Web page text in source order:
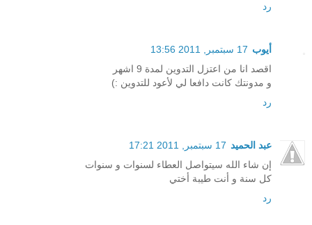
رد
أيوب 17 سبتمبر, 2011 13:56
اقصد انا من اعتزل التدوين لمدة 9 اشهر
و مدونتك كانت دافعا لي لأعود للتدوين :)
رد
عبد الحميد 17 سبتمبر, 2011 17:21
إن شاء الله سيتواصل العطاء لسنوات و سنوات
كل سنة و أنت طيبة أختي
رد